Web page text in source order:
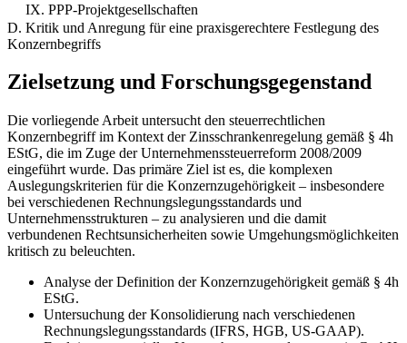
IX. PPP-Projektgesellschaften
D. Kritik und Anregung für eine praxisgerechtere Festlegung des
Konzernbegriffs
Zielsetzung und Forschungsgegenstand
Die vorliegende Arbeit untersucht den steuerrechtlichen
Konzernbegriff im Kontext der Zinsschrankenregelung gemäß § 4h
EStG, die im Zuge der Unternehmenssteuerreform 2008/2009
eingeführt wurde. Das primäre Ziel ist es, die komplexen
Auslegungskriterien für die Konzernzugehörigkeit – insbesondere
bei verschiedenen Rechnungslegungsstandards und
Unternehmensstrukturen – zu analysieren und die damit
verbundenen Rechtsunsicherheiten sowie Umgehungsmöglichkeiten
kritisch zu beleuchten.
Analyse der Definition der Konzernzugehörigkeit gemäß § 4h
EStG.
Untersuchung der Konsolidierung nach verschiedenen
Rechnungslegungsstandards (IFRS, HGB, US-GAAP).